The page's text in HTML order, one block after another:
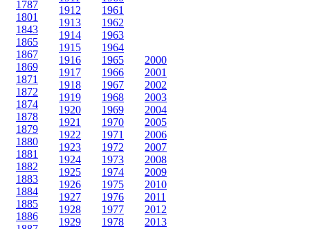
1787
1801
1843
1865
1867
1869
1871
1872
1874
1878
1879
1880
1881
1882
1883
1884
1885
1886
1912
1913
1914
1915
1916
1917
1918
1919
1920
1921
1922
1923
1924
1925
1926
1927
1928
1929
1961
1962
1963
1964
1965
1966
1967
1968
1969
1970
1971
1972
1973
1974
1975
1976
1977
1978
2000
2001
2002
2003
2004
2005
2006
2007
2008
2009
2010
2011
2012
2013